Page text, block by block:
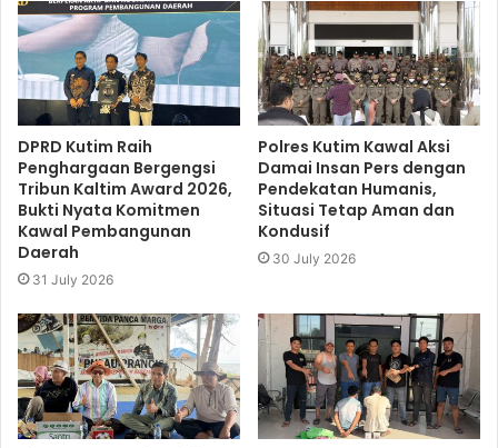
DPRD Kutim Raih
Penghargaan Bergengsi
Tribun Kaltim Award 2026,
Bukti Nyata Komitmen
Kawal Pembangunan
Daerah
31 July 2026
Polres Kutim Kawal Aksi
Damai Insan Pers dengan
Pendekatan Humanis,
Situasi Tetap Aman dan
Kondusif
30 July 2026